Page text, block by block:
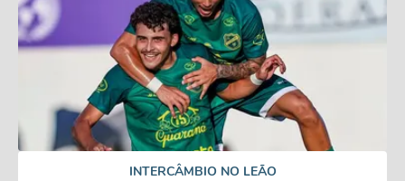
INTERCÂMBIO NO LEÃO